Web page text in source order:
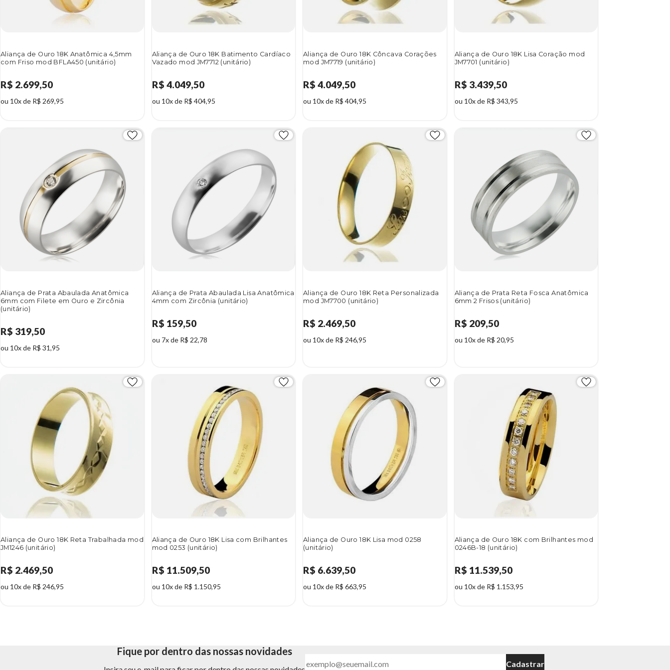
Aliança de Ouro 18K Anatômica 4,5mm
com Friso mod BFLA450 (unitário)
R$ 2.699,50
ou 10x de R$ 269,95
Aliança de Ouro 18K Batimento Cardíaco
Vazado mod JM7712 (unitário)
R$ 4.049,50
ou 10x de R$ 404,95
Aliança de Ouro 18K Côncava Corações
mod JM7719 (unitário)
R$ 4.049,50
ou 10x de R$ 404,95
Aliança de Ouro 18K Lisa Coração mod
JM7701 (unitário)
R$ 3.439,50
ou 10x de R$ 343,95
Aliança de Prata Abaulada Anatômica
6mm com Filete em Ouro e Zircônia
(unitário)
R$ 319,50
ou 10x de R$ 31,95
Aliança de Prata Abaulada Lisa Anatômica
4mm com Zircônia (unitário)
R$ 159,50
ou 7x de R$ 22,78
Aliança de Ouro 18K Reta Personalizada
mod JM7700 (unitário)
R$ 2.469,50
ou 10x de R$ 246,95
Aliança de Prata Reta Fosca Anatômica
6mm 2 Frisos (unitário)
R$ 209,50
ou 10x de R$ 20,95
Aliança de Ouro 18K Reta Trabalhada mod
JM1246 (unitário)
R$ 2.469,50
ou 10x de R$ 246,95
Aliança de Ouro 18K Lisa com Brilhantes
mod 0253 (unitário)
R$ 11.509,50
ou 10x de R$ 1.150,95
Aliança de Ouro 18K Lisa mod 0258
(unitário)
R$ 6.639,50
ou 10x de R$ 663,95
Aliança de Ouro 18K com Brilhantes mod
0246B-18 (unitário)
R$ 11.539,50
ou 10x de R$ 1.153,95
Fique por dentro das nossas novidades
Cadastrar